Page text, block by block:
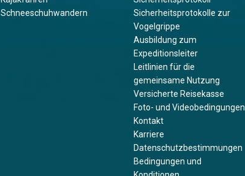
Schneeschuhwandern
Sicherheitsprotokolle zur
Vogelgrippe
Ausbildung zum
Expeditionsleiter
Leitlinien für die
gemeinsame Nutzung
Versicherte Reisekasse
Foto- und Videobedingungen
Kontakt
Karriere
Datenschutzbestimmungen
Bedingungen und